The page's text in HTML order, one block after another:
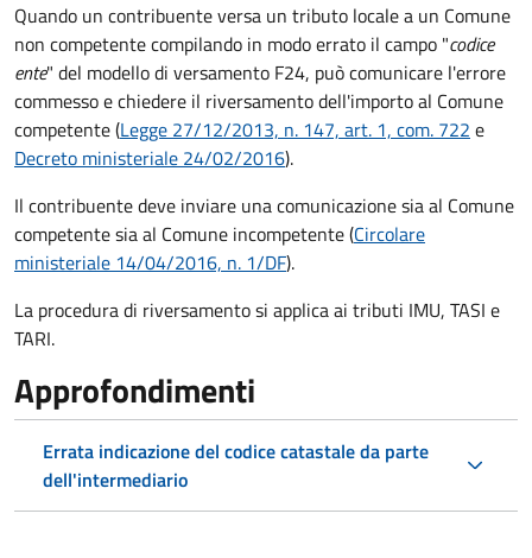
Quando un contribuente versa un tributo locale a un Comune
non competente compilando in modo errato il campo "codice
ente" del modello di versamento F24, può comunicare l'errore
commesso e chiedere il riversamento dell'importo al Comune
competente (Legge 27/12/2013, n. 147, art. 1, com. 722 e
Decreto ministeriale 24/02/2016).
Il contribuente deve inviare una comunicazione sia al Comune
competente sia al Comune incompetente (Circolare
ministeriale 14/04/2016, n. 1/DF).
La procedura di riversamento si applica ai tributi IMU, TASI e
TARI.
Approfondimenti
Errata indicazione del codice catastale da parte
dell'intermediario